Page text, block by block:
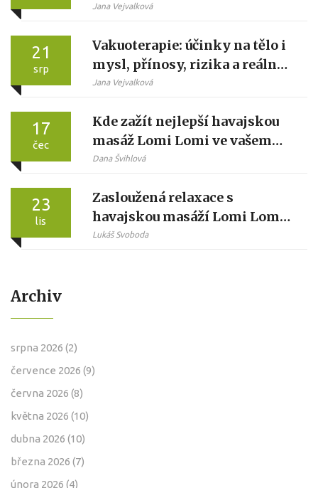
Jana Vejvalková
21
srp
Vakuoterapie: účinky na tělo i
mysl, přínosy, rizika a reálné
výsledky
Jana Vejvalková
17
čec
Kde zažít nejlepší havajskou
masáž Lomi Lomi ve vašem
okolí: Průvodce kouzlem
Dana Švihlová
23
lis
Zasloužená relaxace s
havajskou masáží Lomi Lomi
na luxusní úrovni
Lukáš Svoboda
Archiv
srpna 2026 (2)
července 2026 (9)
června 2026 (8)
května 2026 (10)
dubna 2026 (10)
března 2026 (7)
února 2026 (4)